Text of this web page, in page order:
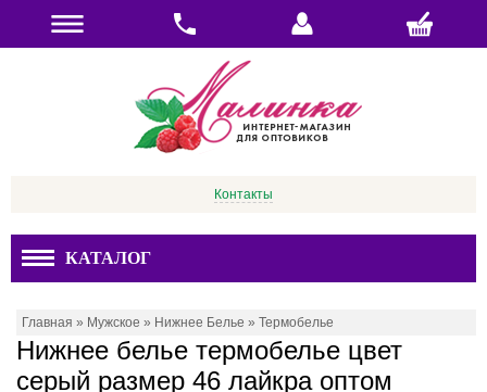
Контакты
КАТАЛОГ
Главная » Мужское » Нижнее Белье » Термобелье
Нижнее белье термобелье цвет
серый размер 46 лайкра оптом